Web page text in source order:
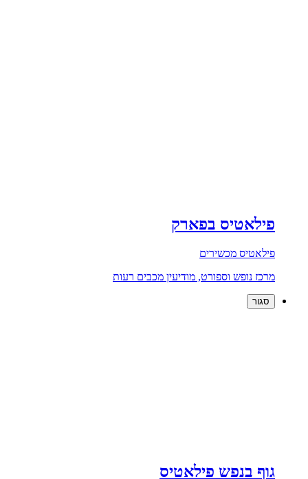
פילאטיס בפארק
פילאטיס מכשירים
מרכז נופש וספורט, מודיעין מכבים רעות
סגור
גוף בנפש פילאטיס